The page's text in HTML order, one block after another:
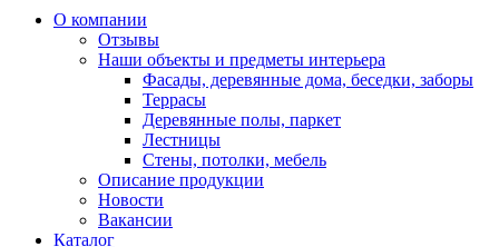
О компании
Отзывы
Наши объекты и предметы интерьера
Фасады, деревянные дома, беседки, заборы
Террасы
Деревянные полы, паркет
Лестницы
Стены, потолки, мебель
Описание продукции
Новости
Вакансии
Каталог